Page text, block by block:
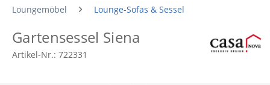
Loungemöbel Lounge-Sofas & Sessel
Gartensessel Siena
Artikel-Nr.: 722331